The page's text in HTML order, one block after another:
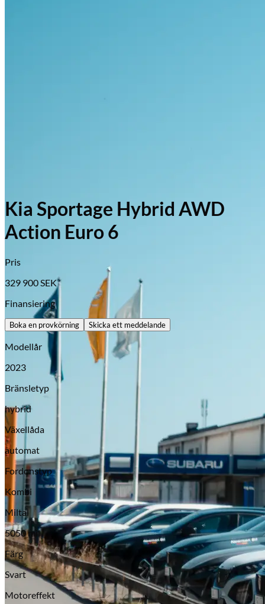
Opel
Serviceverkstad
Kia Sportage Hybrid AWD
Action Euro 6
Pris
329 900 SEK
Finansiering
Boka en provkörning Skicka ett meddelande
Modellår
2023
Bränsletyp
hybrid
Växellåda
automat
Fordonstyp
Kombi
Miltal
5050 mil
Färg
Svart
Motoreffekt